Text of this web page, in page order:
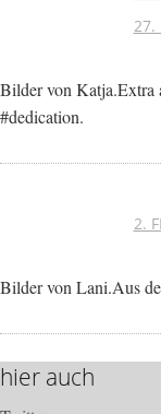
27.
Bilder von Katja.Extra
#dedication.
2.
Bilder von Lani.Aus
hier auch